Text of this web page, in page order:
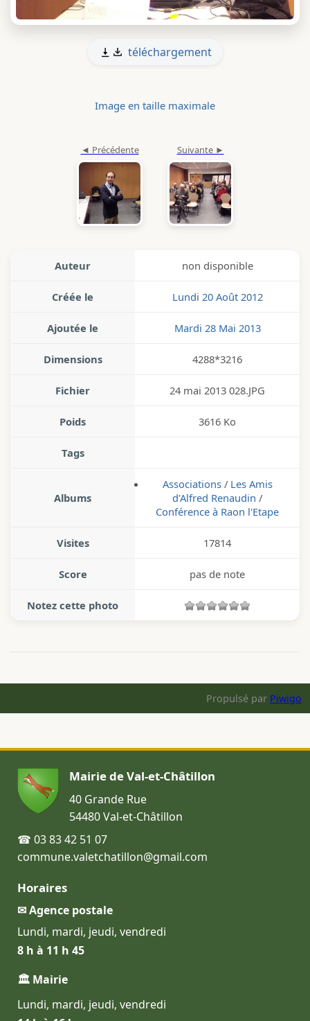
téléchargement
Image en taille maximale
Auteur non disponible
Créée le Lundi 20 Août 2012
Ajoutée le Mardi 28 Mai 2013
Dimensions 4288*3216
Fichier 24 mai 2013 028.JPG
Poids 3616 Ko
Tags
Albums
Associations/ Les Amis
d'Alfred Renaudin /
Conférence à Raon l'Etape
Visites 17814
Score pas de note
Notez cette photo
Propulsé par Piwigo
Mairie de Val-et-Châtillon
40 Grande Rue
54480 Val-et-Châtillon
☎ 03 83 42 51 07
commune.valetchatillon@gmail.com
Horaires
✉ Agence postale
Lundi, mardi, jeudi, vendredi
8 h à 11 h 45
🏛 Mairie
Lundi, mardi, jeudi, vendredi